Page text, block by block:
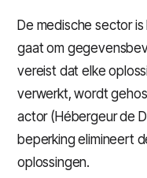
De medische sector
gaat om
vereist dat elke
verwerkt, wordt
actor (Hébergeur de
beperking elimineert
oplossingen.